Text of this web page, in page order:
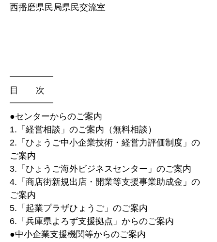
西播磨県民局県民交流室
━━━━━
目 次
━━━━━
●センターからのご案内
1.「経営相談」のご案内（無料相談）
2.「ひょうご中小企業技術・経営力評価制度」の
ご案内
3.「ひょうご海外ビジネスセンター」のご案内
4.「商店街新規出店・開業等支援事業助成金」の
ご案内
5.「起業プラザひょうご」のご案内
6.「兵庫県よろず支援拠点」からのご案内
●中小企業支援機関等からのご案内